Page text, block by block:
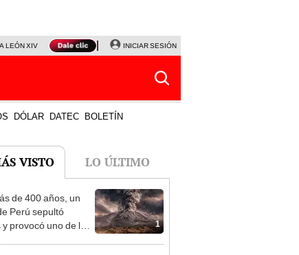
LEÓN XIV NALDY SALDAÑA LA BELLA LUZ
INICIAR SESIÓN
DÓLAR DATEC BOLETÍN
VISTO LO ÚLTIMO
1
de 400 años, un
Perú sepultó
provocó uno de los